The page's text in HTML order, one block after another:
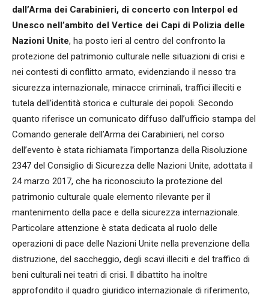
dall’Arma dei Carabinieri, di concerto con Interpol ed
Unesco nell’ambito del Vertice dei Capi di Polizia delle
Nazioni Unite, ha posto ieri al centro del confronto la
protezione del patrimonio culturale nelle situazioni di crisi e
nei contesti di conflitto armato, evidenziando il nesso tra
sicurezza internazionale, minacce criminali, traffici illeciti e
tutela dell’identità storica e culturale dei popoli. Secondo
quanto riferisce un comunicato diffuso dall’ufficio stampa del
Comando generale dell’Arma dei Carabinieri, nel corso
dell’evento è stata richiamata l’importanza della Risoluzione
2347 del Consiglio di Sicurezza delle Nazioni Unite, adottata il
24 marzo 2017, che ha riconosciuto la protezione del
patrimonio culturale quale elemento rilevante per il
mantenimento della pace e della sicurezza internazionale.
Particolare attenzione è stata dedicata al ruolo delle
operazioni di pace delle Nazioni Unite nella prevenzione della
distruzione, del saccheggio, degli scavi illeciti e del traffico di
beni culturali nei teatri di crisi. Il dibattito ha inoltre
approfondito il quadro giuridico internazionale di riferimento,